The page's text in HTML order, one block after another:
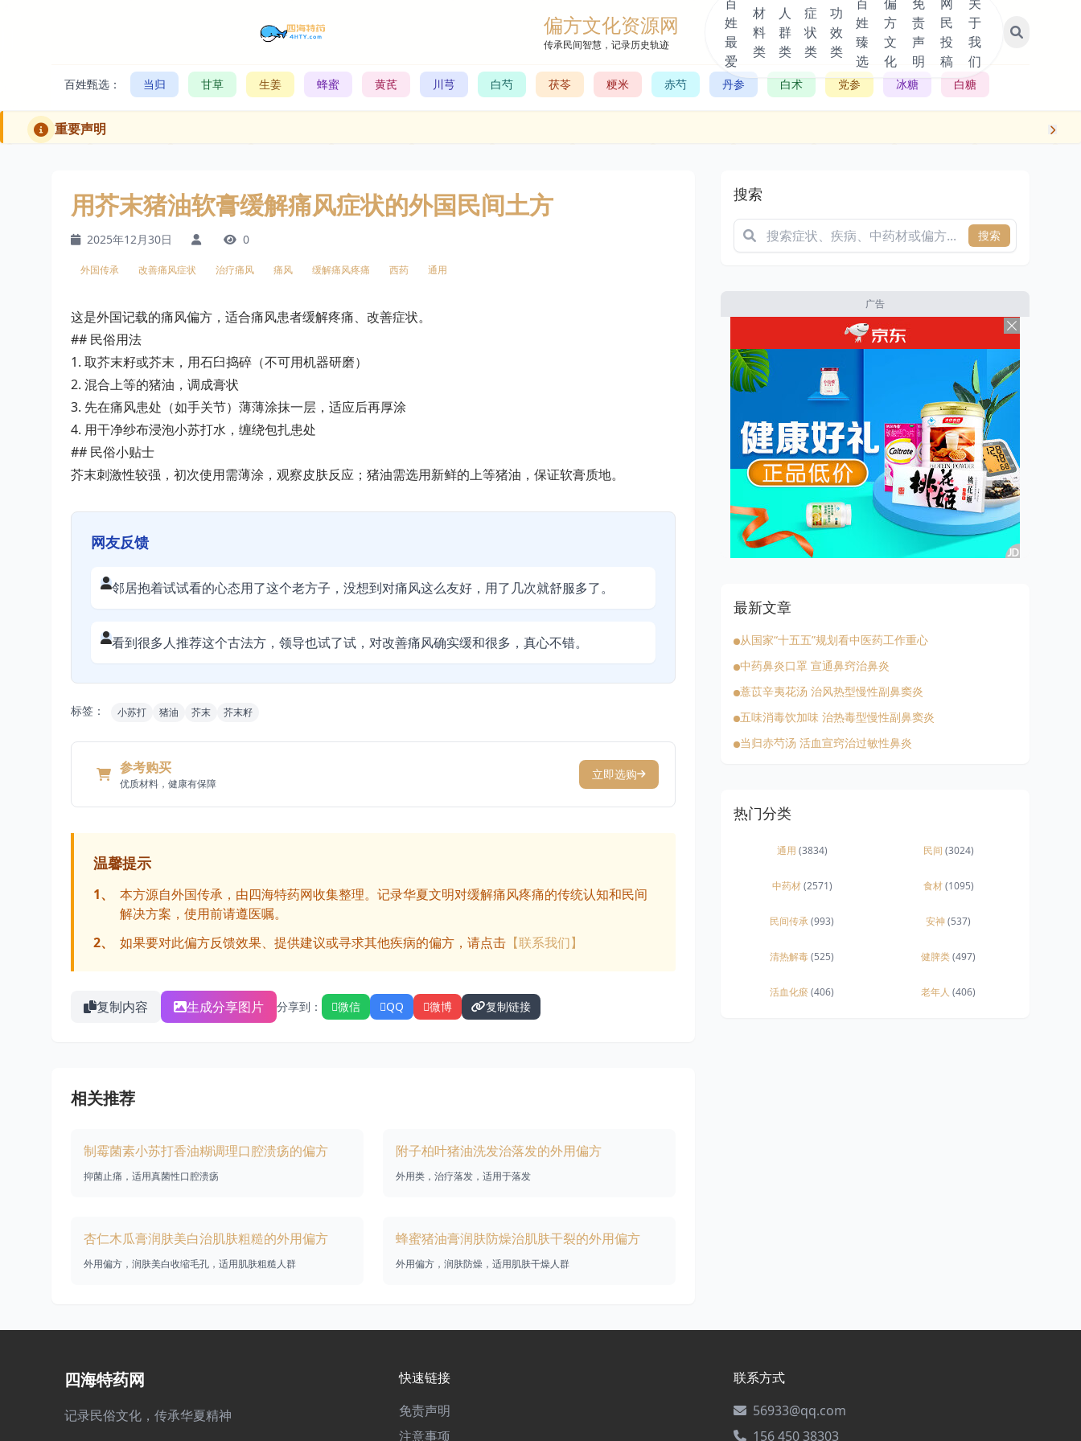
偏方文化资源网
传承民间智慧，记录历史轨迹
姓
最
爱
材
料
类
人
群
类
症
状
类
功
效
类
姓
臻
选
方
文
化
责
声
明
民
投
稿
于
我
们
百姓甄选： 当归 甘草 生姜 蜂蜜 黄芪 川芎 白芍 茯苓 粳米 赤芍 丹参 白术 党参 冰糖 白糖
重要声明
用芥末猪油软膏缓解痛风症状的外国民间土方
2025年12月30日 0
外国传承 改善痛风症状 治疗痛风 痛风 缓解痛风疼痛 西药 通用
这是外国记载的痛风偏方，适合痛风患者缓解疼痛、改善症状。
## 民俗用法
1. 取芥末籽或芥末，用石臼捣碎（不可用机器研磨）
2. 混合上等的猪油，调成膏状
3. 先在痛风患处（如手关节）薄薄涂抹一层，适应后再厚涂
4. 用干净纱布浸泡小苏打水，缠绕包扎患处
## 民俗小贴士
芥末刺激性较强，初次使用需薄涂，观察皮肤反应；猪油需选用新鲜的上等猪油，保证软膏质地。
网友反馈
邻居抱着试试看的心态用了这个老方子，没想到对痛风这么友好，用了几次就舒服多了。
看到很多人推荐这个古法方，领导也试了试，对改善痛风确实缓和很多，真心不错。
标签： 小苏打 猪油 芥末 芥末籽
参考购买
优质材料，健康有保障
立即选购
温馨提示
1、
本方源自外国传承，由四海特药网收集整理。记录华夏文明对缓解痛风疼痛的传统认知和民间
解决方案，使用前请遵医嘱。
2、
如果要对此偏方反馈效果、提供建议或寻求其他疾病的偏方，请点击 【联系我们】
复制内容 生成分享图片 分享到： 微信 QQ 微博 复制链接
相关推荐
制霉菌素小苏打香油糊调理口腔溃疡的偏方
抑菌止痛，适用真菌性口腔溃疡
附子柏叶猪油洗发治落发的外用偏方
外用类，治疗落发，适用于落发
杏仁木瓜膏润肤美白治肌肤粗糙的外用偏方
外用偏方，润肤美白收缩毛孔，适用肌肤粗糙人群
蜂蜜猪油膏润肤防燥治肌肤干裂的外用偏方
外用偏方，润肤防燥，适用肌肤干燥人群
搜索
搜索
广告
最新文章
从国家“十五五”规划看中医药工作重心
中药鼻炎口罩 宣通鼻窍治鼻炎
薏苡辛夷花汤 治风热型慢性副鼻窦炎
五味消毒饮加味 治热毒型慢性副鼻窦炎
当归赤芍汤 活血宣窍治过敏性鼻炎
热门分类
通用 (3834) 民间 (3024)
中药材(2571) 食材(1095)
民间传承(993) 安神(537)
清热解毒(525) 健脾类(497)
活血化瘀(406) 老年人 (406)
四海特药网
记录民俗文化，传承华夏精神
快速链接
免责声明
注意事项
联系方式
56933@qq.com
156 450 38303